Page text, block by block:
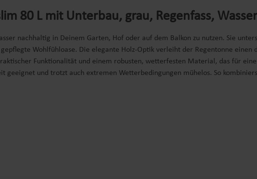
80 L mit Unterbau, grau, Regenfass,
nachhaltig in Deinem Garten, Hof oder auf dem Balkon zu nutzen. Sie
Wohlfühloase. Die elegante Holz-Optik verleiht der Regentonne
Funktionalität und einem robusten, wetterfesten Material, das für
geeignet und trotzt auch extremen Wetterbedingungen mühelos. So